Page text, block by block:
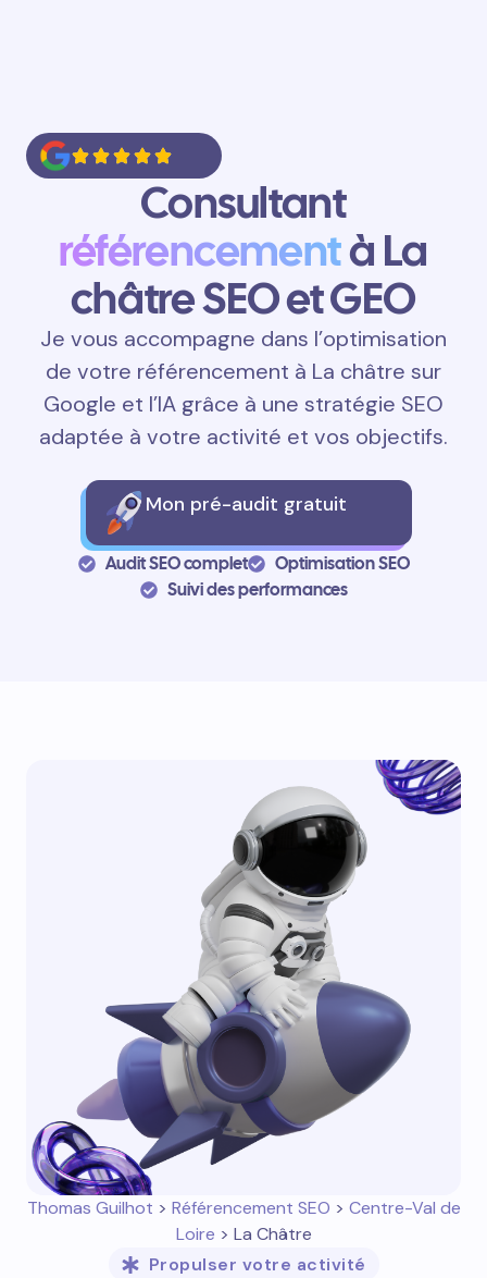
Consultant
référencementà La
châtre SEO et GEO
Je vous accompagne dans l’optimisation
de votre référencement à La châtre sur
Google et l’IA grâce à une stratégie SEO
adaptée à votre activité et vos objectifs.
Mon pré-audit gratuit
Audit SEO complet
Optimisation SEO
Suivi des performances
Thomas Guilhot > Référencement SEO > Centre-Val de
Loire > La Châtre
Propulser votre activité